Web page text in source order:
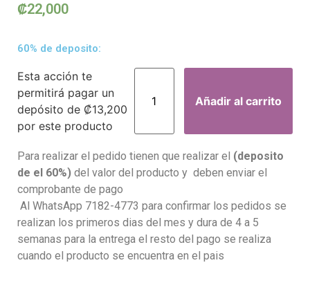
₡22,000
60% de deposito:
Esta acción te
permitirá pagar un
depósito de ₡13,200
por este producto
Añadir al carrito
Para realizar el pedido tienen que realizar el (deposito
de el 60%) del valor del producto y deben enviar el
comprobante de pago
Al WhatsApp 7182-4773 para confirmar los pedidos se
realizan los primeros dias del mes y dura de 4 a 5
semanas para la entrega el resto del pago se realiza
cuando el producto se encuentra en el pais